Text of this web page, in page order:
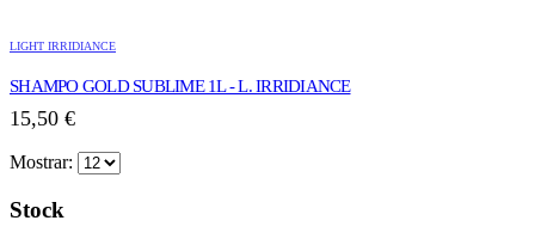
LIGHT IRRIDIANCE
SHAMPO GOLD SUBLIME 1L - L. IRRIDIANCE
15,50 €
Mostrar:
Stock